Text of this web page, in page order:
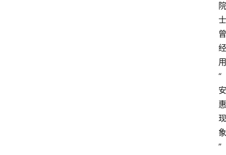
院
士
曾
经
用
“
安
惠
现
象
”